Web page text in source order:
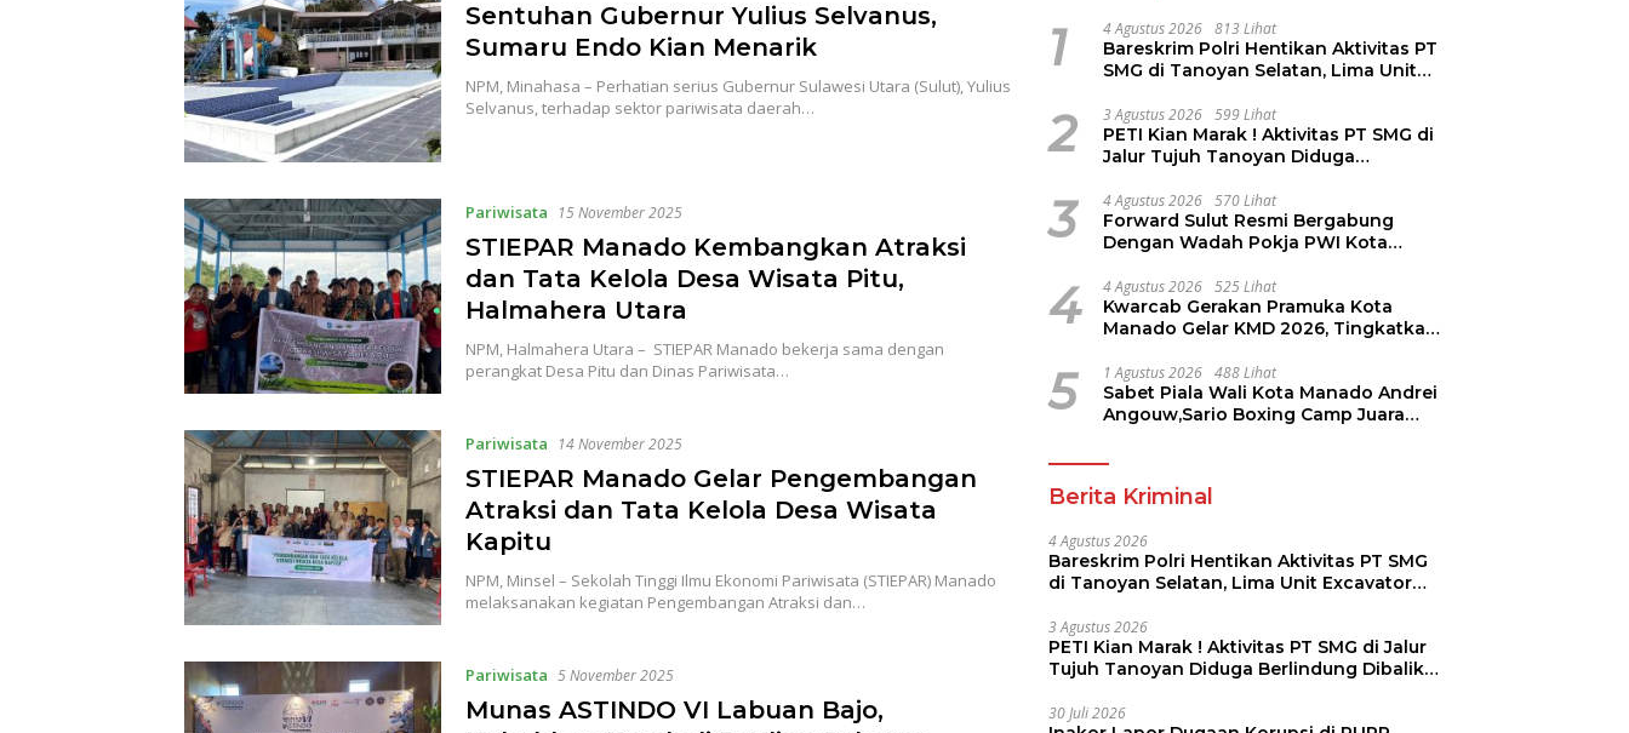
Sentuhan Gubernur Yulius Selvanus,
Sumaru Endo Kian Menarik
NPM, Minahasa – Perhatian serius Gubernur Sulawesi Utara (Sulut), Yulius
Selvanus, terhadap sektor pariwisata daerah…
Pariwisata 15 November 2025
STIEPAR Manado Kembangkan Atraksi
dan Tata Kelola Desa Wisata Pitu,
Halmahera Utara
NPM, Halmahera Utara – STIEPAR Manado bekerja sama dengan
perangkat Desa Pitu dan Dinas Pariwisata…
Pariwisata 14 November 2025
STIEPAR Manado Gelar Pengembangan
Atraksi dan Tata Kelola Desa Wisata
Kapitu
NPM, Minsel – Sekolah Tinggi Ilmu Ekonomi Pariwisata (STIEPAR) Manado
melaksanakan kegiatan Pengembangan Atraksi dan…
Pariwisata 5 November 2025
Munas ASTINDO VI Labuan Bajo,
1 4 Agustus 2026 813 Lihat
Bareskrim Polri Hentikan Aktivitas PT
SMG di Tanoyan Selatan, Lima Unit
2 3 Agustus 2026 599 Lihat
PETI Kian Marak ! Aktivitas PT SMG di
Jalur Tujuh Tanoyan Diduga
3 4 Agustus 2026 570 Lihat
Forward Sulut Resmi Bergabung
Dengan Wadah Pokja PWI Kota
4 4 Agustus 2026 525 Lihat
Kwarcab Gerakan Pramuka Kota
Manado Gelar KMD 2026, Tingkatkan
Pramuka
5 1 Agustus 2026 488 Lihat
Sabet Piala Wali Kota Manado Andrei
Angouw,Sario Boxing Camp Juara
Berita Kriminal
4 Agustus 2026
Bareskrim Polri Hentikan Aktivitas PT SMG
di Tanoyan Selatan, Lima Unit Excavator
3 Agustus 2026
PETI Kian Marak ! Aktivitas PT SMG di Jalur
Tujuh Tanoyan Diduga Berlindung Dibalik
30 Juli 2026